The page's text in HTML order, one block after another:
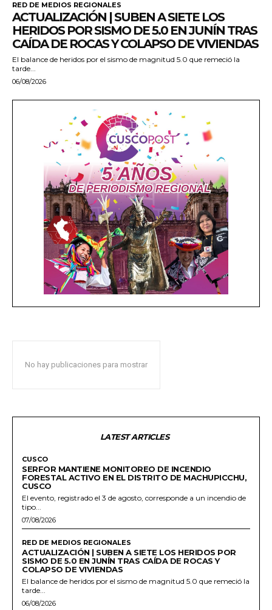
RED DE MEDIOS REGIONALES
ACTUALIZACIÓN | SUBEN A SIETE LOS
HERIDOS POR SISMO DE 5.0 EN JUNÍN TRAS
CAÍDA DE ROCAS Y COLAPSO DE VIVIENDAS
El balance de heridos por el sismo de magnitud 5.0 que remeció la
tarde...
06/08/2026
No hay publicaciones para mostrar
LATEST ARTICLES
CUSCO
SERFOR MANTIENE MONITOREO DE INCENDIO
FORESTAL ACTIVO EN EL DISTRITO DE MACHUPICCHU,
CUSCO
El evento, registrado el 3 de agosto, corresponde a un incendio de
tipo...
07/08/2026
RED DE MEDIOS REGIONALES
ACTUALIZACIÓN | SUBEN A SIETE LOS HERIDOS POR
SISMO DE 5.0 EN JUNÍN TRAS CAÍDA DE ROCAS Y
COLAPSO DE VIVIENDAS
El balance de heridos por el sismo de magnitud 5.0 que remeció la
tarde...
06/08/2026